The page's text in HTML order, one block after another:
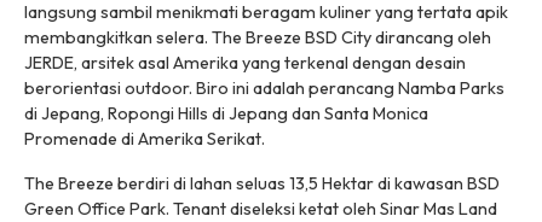
langsung sambil menikmati beragam kuliner yang tertata apik
membangkitkan selera. The Breeze BSD City dirancang oleh
JERDE, arsitek asal Amerika yang terkenal dengan desain
berorientasi outdoor. Biro ini adalah perancang Namba Parks
di Jepang, Ropongi Hills di Jepang dan Santa Monica
Promenade di Amerika Serikat.
The Breeze berdiri di lahan seluas 13,5 Hektar di kawasan BSD
Green Office Park. Tenantdiseleksi ketat oleh Sinar Mas Land